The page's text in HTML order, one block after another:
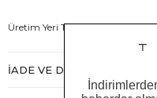
Üretim Yeri Türkiye
İADE VE DEĞIŞIM